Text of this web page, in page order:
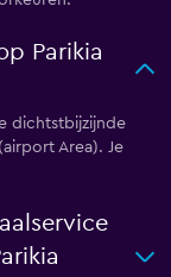
Parikia
dichtstbijzijnde
Area). Je